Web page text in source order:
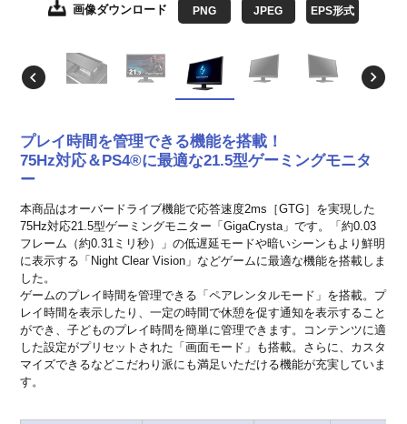
画像ダウンロード PNG JPEG EPS形式
画像ダウンロード EPS形式
画像ダウンロード EPS形式
画像ダウンロード EPS形式
画像ダウンロード EPS形式
画像ダウンロード EPS形式
画像ダウンロード EPS形式
プレイ時間を管理できる機能を搭載！
75Hz対応＆PS4®に最適な21.5型ゲーミングモニタ
ー
本商品はオーバードライブ機能で応答速度2ms［GTG］を実現した
75Hz対応21.5型ゲーミングモニター「GigaCrysta」です。「約0.03
フレーム（約0.31ミリ秒）」の低遅延モードや暗いシーンもより鮮明
に表示する「Night Clear Vision」などゲームに最適な機能を搭載しま
した。
ゲームのプレイ時間を管理できる「ペアレンタルモード」を搭載。プ
レイ時間を表示したり、一定の時間で休憩を促す通知を表示すること
ができ、子どものプレイ時間を簡単に管理できます。コンテンツに適
した設定がプリセットされた「画面モード」も搭載。さらに、カスタ
マイズできるなどこだわり派にも満足いただける機能が充実していま
す。